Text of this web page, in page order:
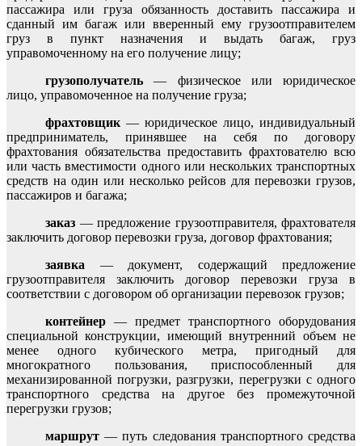
пассажира или груза обязанность доставить пассажира и
сданный им багаж или вверенный ему грузоотправителем
груз в пункт назначения и выдать багаж, груз
управомоченному на его получение лицу;
грузополучатель — физическое или юридическое
лицо, управомоченное на получение груза;
фрахтовщик— юридическое лицо, индивидуальный
предприниматель, принявшее на себя по договору
фрахтования обязательства предоставить фрахтователю всю
или часть вместимости одного или нескольких транспортных
средств на один или несколько рейсов для перевозки грузов,
пассажиров и багажа;
заказ — предложение грузоотправителя, фрахтователя
заключить договор перевозки груза, договор фрахтования;
заявка — документ, содержащий предложение
грузоотправителя заключить договор перевозки груза в
соответствии с договором об организации перевозок грузов;
контейнер — предмет транспортного оборудования
специальной конструкции, имеющий внутренний объем не
менее одного кубического метра, пригодный для
многократного пользования, приспособленный для
механизированной погрузки, разгрузки, перегрузки с одного
транспортного средства на другое без промежуточной
перегрузки грузов;
маршрут — путь следования транспортного средства